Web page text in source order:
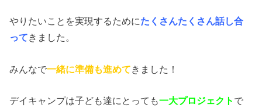
やりたいことを実現するためにたくさんたくさん話し合
ってきました。
みんなで一緒に準備も進めてきました！
デイキャンプは子ども達にとっても一大プロジェクト で